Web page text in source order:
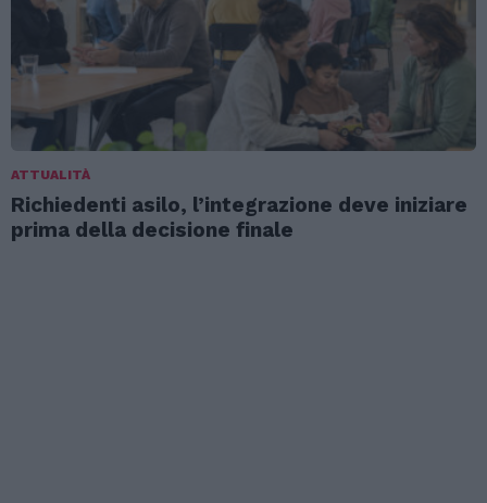
ATTUALITÀ
Richiedenti asilo, l’integrazione deve iniziare
prima della decisione finale